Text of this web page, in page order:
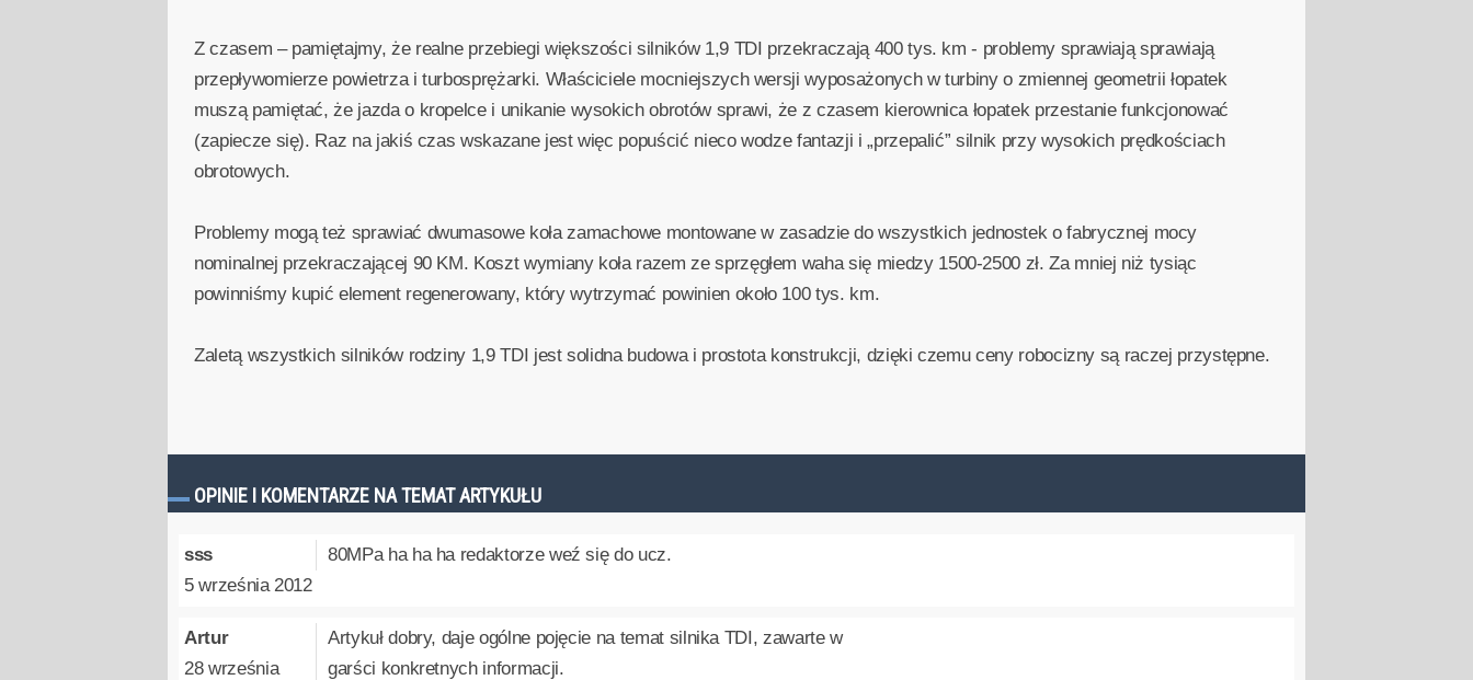
Z czasem – pamiętajmy, że realne przebiegi większości silników 1,9 TDI przekraczają 400 tys. km - problemy sprawiają sprawiają
przepływomierze powietrza i turbosprężarki. Właściciele mocniejszych wersji wyposażonych w turbiny o zmiennej geometrii łopatek
muszą pamiętać, że jazda o kropelce i unikanie wysokich obrotów sprawi, że z czasem kierownica łopatek przestanie funkcjonować
(zapiecze się). Raz na jakiś czas wskazane jest więc popuścić nieco wodze fantazji i „przepalić” silnik przy wysokich prędkościach
obrotowych.
Problemy mogą też sprawiać dwumasowe koła zamachowe montowane w zasadzie do wszystkich jednostek o fabrycznej mocy
nominalnej przekraczającej 90 KM. Koszt wymiany koła razem ze sprzęgłem waha się miedzy 1500-2500 zł. Za mniej niż tysiąc
powinniśmy kupić element regenerowany, który wytrzymać powinien około 100 tys. km.
Zaletą wszystkich silników rodziny 1,9 TDI jest solidna budowa i prostota konstrukcji, dzięki czemu ceny robocizny są raczej przystępne.
OPINIE I KOMENTARZE NA TEMAT ARTYKUŁU
sss
5 września 2012
80MPa ha ha ha redaktorze weź się do ucz.
Artur
28 września
Artykuł dobry, daje ogólne pojęcie na temat silnika TDI, zawarte w
garści konkretnych informacji.